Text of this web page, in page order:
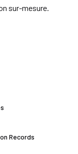
sur-mesure.
Records